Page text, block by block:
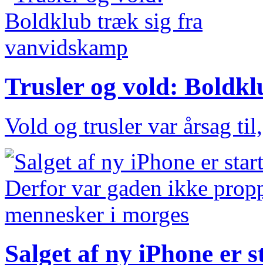
Trusler og vold:
Vold og trusler var årsag
Salget af ny iPhone er